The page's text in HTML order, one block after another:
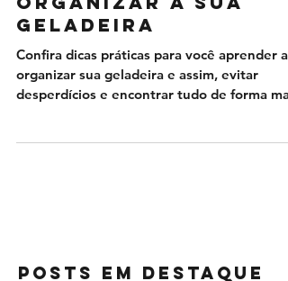
DICAS PRÁTICAS PARA
ORGANIZAR A SUA
GELADEIRA
Confira dicas práticas para você aprender a
organizar sua geladeira e assim, evitar
fácil.